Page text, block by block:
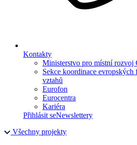
Kontakty
Ministerstvo pro místní rozvoj
Sekce koordinace evropských
vztahů
Eurofon
Eurocentra
Kariéra
Přihlásit seNewslettery
Všechny projekty